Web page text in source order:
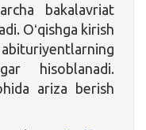
bakalavriat
Oʻqishga kirish
hisoblanadi.
ariza berish